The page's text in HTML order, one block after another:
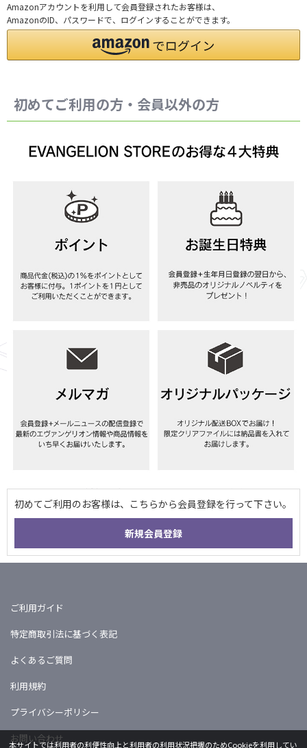
Amazonアカウントを利用して会員登録されたお客様は、
AmazonのID、パスワードで、ログインすることができます。
初めてご利用の方・会員以外の方
ご利用ガイド
特定商取引法に基づく表記
よくあるご質問
利用規約
プライバシーポリシー
お問い合わせ
本サイトでは利用者の利便性向上と利用者の利用状況把握のためCookieを利用してい